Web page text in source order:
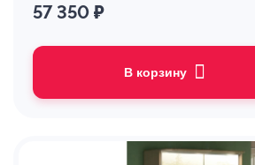
57 350 ₽
В корзину